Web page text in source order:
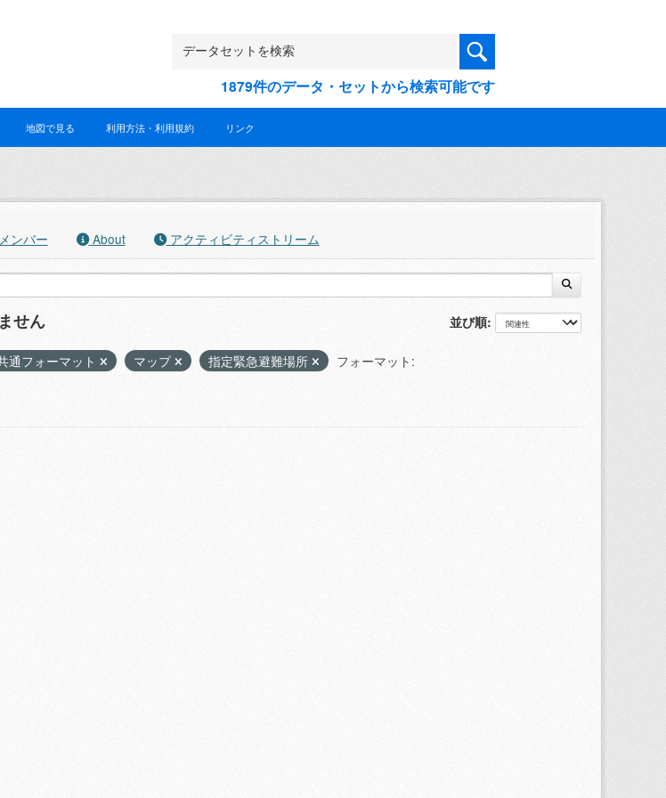
1879件のデータ・セットから検索可能です
地図で見る 利用方法・利用規約 リンク
ンバー About アクティビティストリーム
並び順
せん
通フォーマット マップ 指定緊急避難場所
フォーマット: